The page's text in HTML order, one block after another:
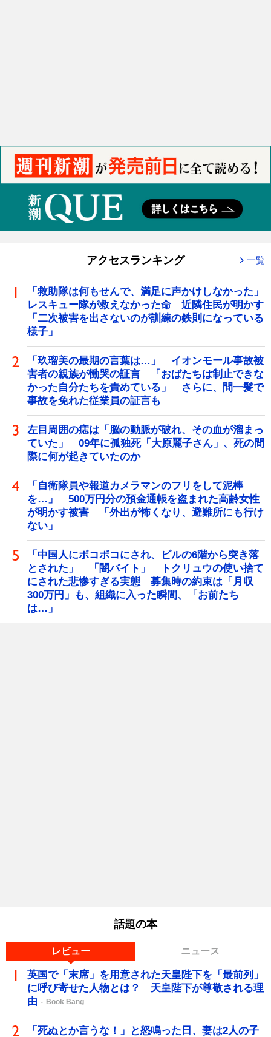
アクセスランキング 一覧
「救助隊は何もせんで、満足に声かけしなかった」
レスキュー隊が救えなかった命 近隣住民が明かす
「二次被害を出さないのが訓練の鉄則になっている
様子」
「玖瑠美の最期の言葉は…」 イオンモール事故被
害者の親族が慟哭の証言 「おばたちは制止できな
かった自分たちを責めている」 さらに、間一髪で
事故を免れた従業員の証言も
左目周囲の痣は「脳の動脈が破れ、その血が溜まっ
ていた」 09年に孤独死「大原麗子さん」、死の間
際に何が起きていたのか
「自衛隊員や報道カメラマンのフリをして泥棒
を…」 500万円分の預金通帳を盗まれた高齢女性
が明かす被害 「外出が怖くなり、避難所にも行け
ない」
「中国人にボコボコにされ、ビルの6階から突き落
とされた」 「闇バイト」 トクリュウの使い捨て
にされた悲惨すぎる実態 募集時の約束は「月収
300万円」も、組織に入った瞬間、「お前たち
は…」
話題の本
レビュー ニュース
英国で「末席」を用意された天皇陛下を「最前列」
に呼び寄せた人物とは？ 天皇陛下が尊敬される理
由
Book Bang
「死ぬとか言うな！」と怒鳴った日、妻は2人の子